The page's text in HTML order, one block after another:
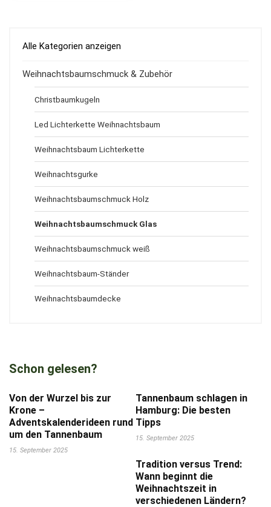
Alle Kategorien anzeigen
Weihnachtsbaumschmuck & Zubehör
Christbaumkugeln
Led Lichterkette Weihnachtsbaum
Weihnachtsbaum Lichterkette
Weihnachtsgurke
Weihnachtsbaumschmuck Holz
Weihnachtsbaumschmuck Glas
Weihnachtsbaumschmuck weiß
Weihnachtsbaum-Ständer
Weihnachtsbaumdecke
Schon gelesen?
Von der Wurzel bis zur
Krone –
Adventskalenderideen rund
um den Tannenbaum
15. September 2025
Tannenbaum schlagen in
Hamburg: Die besten
Tipps
15. September 2025
Tradition versus Trend:
Wann beginnt die
Weihnachtszeit in
verschiedenen Ländern?